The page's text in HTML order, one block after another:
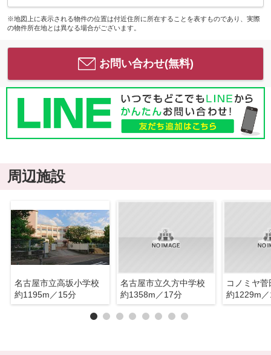
※地図上に表示される物件の位置は付近住所に所在することを表すものであり、実際
の物件所在地とは異なる場合がございます。
お問い合わせ(無料)
周辺施設
名古屋市立高坂小学校
約1195m／15分
名古屋市立久方中学校
約1358m／17分
コノミヤ菅
約1229m